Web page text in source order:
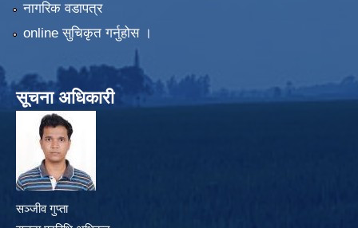
नागरिक वडापत्र
online सुचिकृत गर्नुहोस ।
सूचना अधिकारी
सञ्जीव गुप्ता